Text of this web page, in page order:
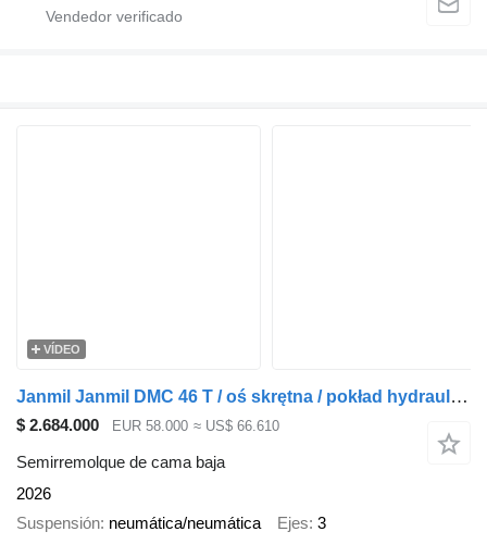
VÍDEO
Janmil Janmil DMC 46 T / oś skrętna / pokład hydrauliczny / poszerzana
$ 2.684.000 EUR 58.000 ≈ US$ 66.610
Semirremolque de cama baja
2026
Suspensión neumática/neumática Ejes 3